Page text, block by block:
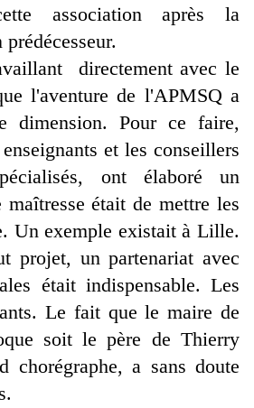
association après la
directement avec le
l'aventure de l'APMSQ a
dimension. Pour ce faire,
et les conseillers
ont élaboré un
était de mettre les
Un exemple existait à Lille.
projet, un partenariat avec
était indispensable. Les
Le fait que le maire de
soit le père de Thierry
chorégraphe, a sans doute